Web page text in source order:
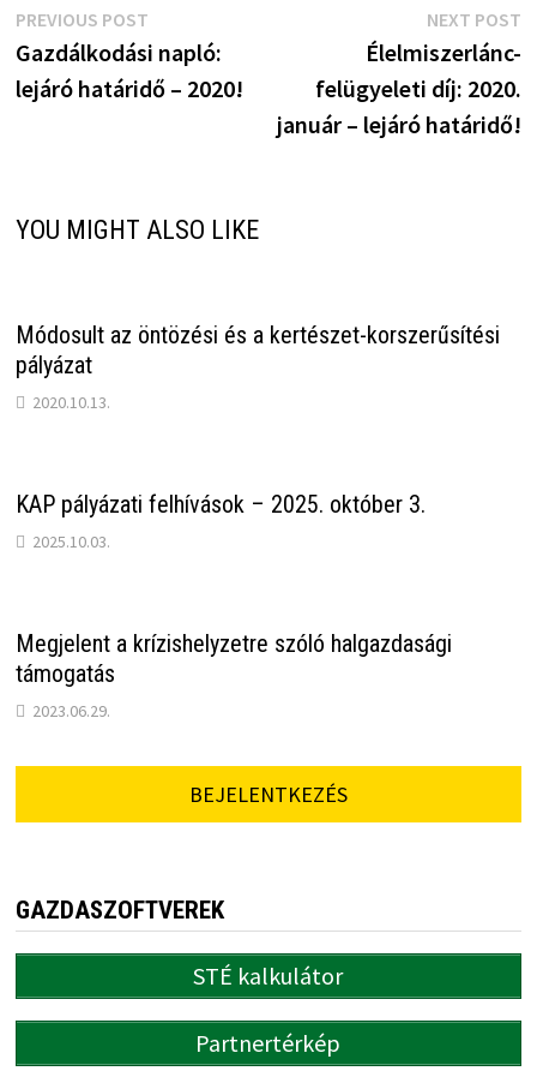
Bejegyzés
navigáció
PREVIOUS POSTPrevious
post:
Gazdálkodási napló:
lejáró határidő – 2020!
NEXT POST
Élelmiszerlánc-
felügyeleti díj: 2020.
január – lejáró határidő!
YOU MIGHT ALSO LIKE
Módosult az öntözési és a kertészet-korszerűsítési
pályázat
2020.10.13.
KAP pályázati felhívások – 2025. október 3.
2025.10.03.
Megjelent a krízishelyzetre szóló halgazdasági
támogatás
2023.06.29.
BEJELENTKEZÉS
GAZDASZOFTVEREK
STÉ kalkulátor
Partnertérkép